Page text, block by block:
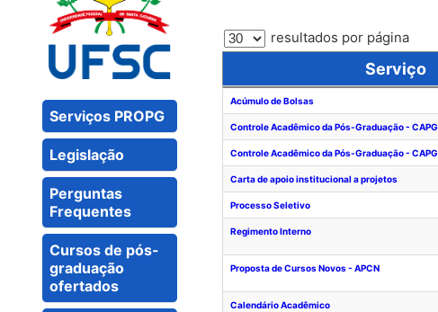
Serviços PROPG
Legislação
Perguntas
Frequentes
Cursos de pós-
graduação
ofertados
resultados por página
Serviço
Acúmulo de Bolsas
Controle Acadêmico da Pós-Graduação - CAPG
Controle Acadêmico da Pós-Graduação - CAPG
Carta de apoio institucional a projetos
Processo Seletivo
Regimento Interno
Proposta de Cursos Novos - APCN
Calendário Acadêmico